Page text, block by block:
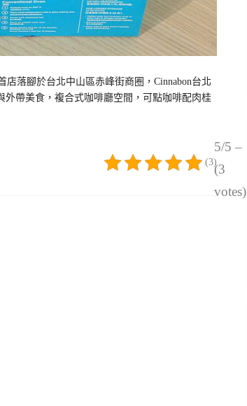
落腳於台北中山區赤峰街商圈，Cinnabon台北
外帶美食，複合式咖啡廳空間，可點咖啡配肉桂
5/5 –
(3
votes)
(3)